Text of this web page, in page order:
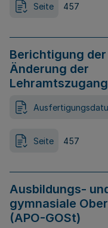
Seite 457
Berichtigung
Änderung der
Seite 457
Ausbildungs-
gymnasiale
(APO-GOSt)